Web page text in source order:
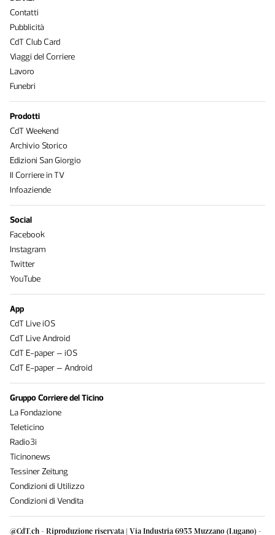
@CdT.ch - Riproduzione riservata | Via Industria 6933 Muzzano (Lugano) -
Contatti
Pubblicità
CdT Club Card
Viaggi del Corriere
Lavoro
Funebri
Prodotti
CdT Weekend
Archivio Storico
Edizioni San Giorgio
Il Corriere in TV
Infoaziende
Social
Facebook
Instagram
Twitter
YouTube
App
CdT Live iOS
CdT Live Android
CdT E-paper – iOS
CdT E-paper – Android
Gruppo Corriere del Ticino
La Fondazione
Teleticino
Radio3i
Ticinonews
Tessiner Zeitung
Condizioni di Utilizzo
Condizioni di Vendita